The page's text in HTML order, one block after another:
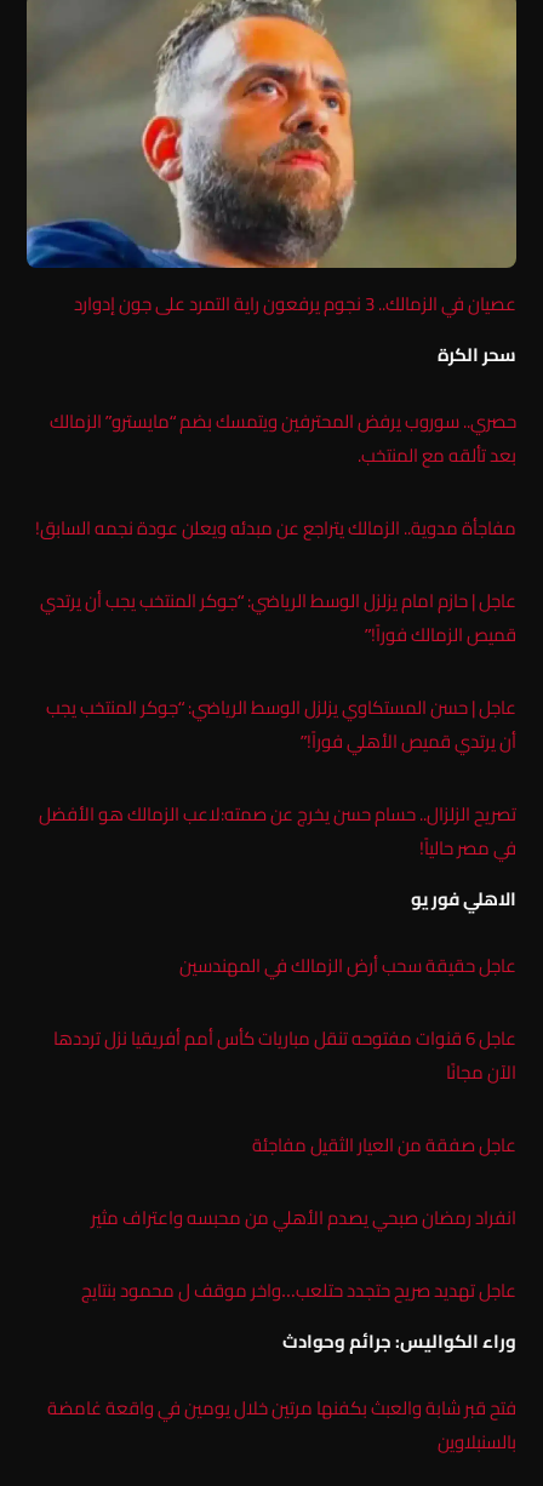
عصيان في الزمالك.. 3 نجوم يرفعون راية التمرد على جون إدوارد
سحر الكرة
حصري.. سوروب يرفض المحترفين ويتمسك بضم “مايسترو” الزمالك
بعد تألقه مع المنتخب.
مفاجأة مدوية.. الزمالك يتراجع عن مبدئه ويعلن عودة نجمه السابق!
عاجل | حازم امام يزلزل الوسط الرياضي: “جوكر المنتخب يجب أن يرتدي
قميص الزمالك فوراً!”
عاجل | حسن المستكاوي يزلزل الوسط الرياضي: “جوكر المنتخب يجب
أن يرتدي قميص الأهلي فوراً!”
تصريح الزلزال.. حسام حسن يخرج عن صمته:لاعب الزمالك هو الأفضل
في مصر حالياً!
الاهلي فور يو
عاجل حقيقة سحب أرض الزمالك في المهندسين
عاجل 6 قنوات مفتوحه تنقل مباريات كأس أمم أفريقيا نزل ترددها
الآن مجانًا
عاجل صفقة من العيار الثقيل مفاجئة
انفراد رمضان صبحي يصدم الأهلي من محبسه واعتراف مثير
عاجل تهديد صريح حتجدد حتلعب…واخر موقف ل محمود بنتايج
وراء الكواليس: جرائم وحوادث
فتح قبر شابة والعبث بكفنها مرتين خلال يومين في واقعة غامضة
بالسنبلاوين